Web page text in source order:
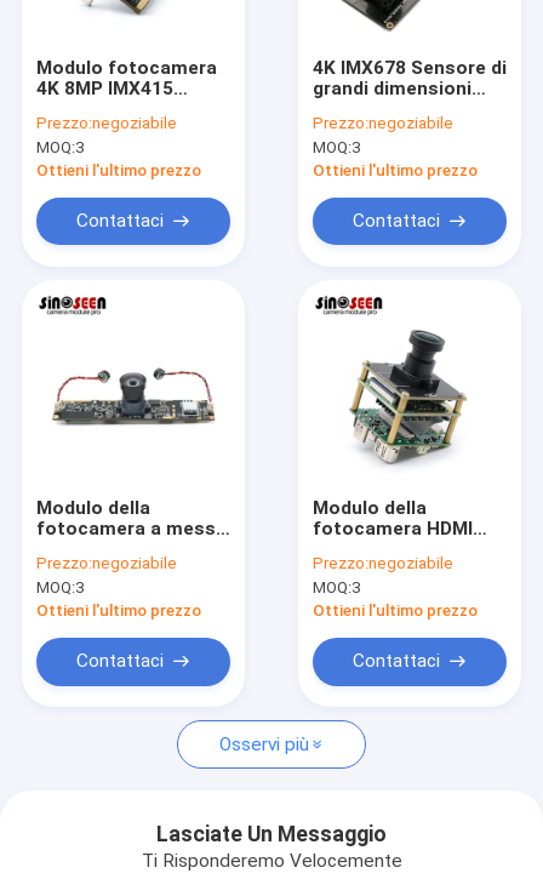
Video
Controllo di qualità
Contattaci
Modulo fotocamera
4K 8MP IMX415
Uscita 30
fotogrammi
Interfaccia di tipo C
Prezzo:negoziabile
MOQ:3
Ottieni l'ultimo prezzo
Contattaci
4K IMX678 Sensore di
grandi dimensioni
8MP Interfaccia MIPI
per robot industriale
Prezzo:negoziabile
MOQ:3
Ottieni l'ultimo prezzo
Contattaci
Modulo della
fotocamera a messa
MP 4K con sensore
IMX415 con
microfono analogo
C
Prezzo:negoziabile
MOQ:3
Ottieni l'ultimo prezzo
Contattaci
Modulo della
fotocamera HDMI
8MP a messa a
fuoco fissa con
sensore Sony IMX415
Prezzo:negoziabile
MOQ:3
Ottieni l'ultimo prezzo
Contattaci
Osservi più
Lasciate Un Messaggio
Ti Risponderemo Velocemente